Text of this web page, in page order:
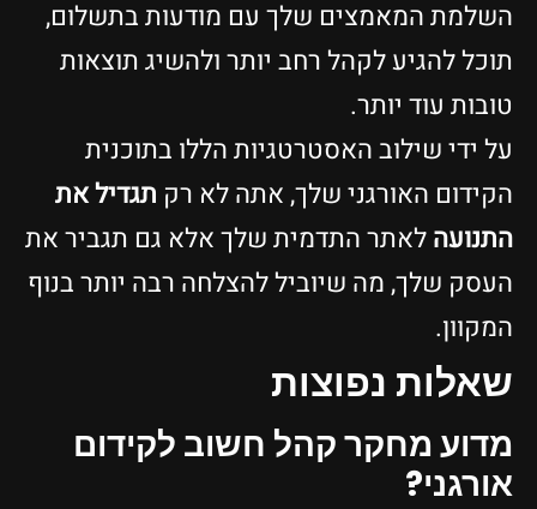
השלמת המאמצים שלך עם מודעות בתשלום,
תוכל להגיע לקהל רחב יותר ולהשיג תוצאות
טובות עוד יותר.
על ידי שילוב האסטרטגיות הללו בתוכנית
הקידום האורגני שלך, אתה לא רק תגדיל את
התנועהלאתר התדמית שלך אלא גם תגביר את
העסק שלך, מה שיוביל להצלחה רבה יותר בנוף
המקוון.
שאלות נפוצות
מדוע מחקר קהל חשוב לקידום
אורגני?